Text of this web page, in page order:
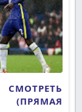
(ПРЯМАЯ